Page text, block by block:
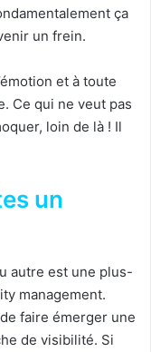
ça
un frein.
et à toute
Ce qui ne veut pas
loin de là ! Il
un
autre est une plus-
management.
faire émerger une
de visibilité. Si